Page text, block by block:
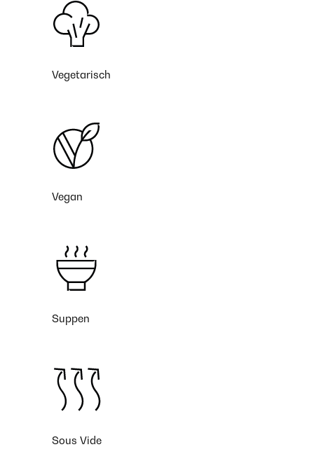
Vegetarisch
Vegan
Suppen
Sous Vide